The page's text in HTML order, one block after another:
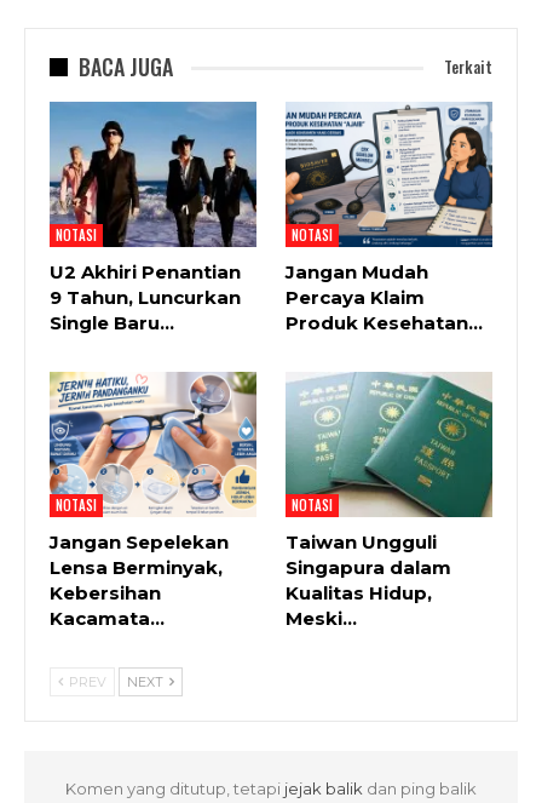
BACA JUGA Terkait
NOTASI
U2 Akhiri Penantian
9 Tahun, Luncurkan
Single Baru…
NOTASI
Jangan Mudah
Percaya Klaim
Produk Kesehatan…
NOTASI
Jangan Sepelekan
Lensa Berminyak,
Kebersihan
Kacamata…
NOTASI
Taiwan Ungguli
Singapura dalam
Kualitas Hidup,
Meski…
PREV NEXT
Komen yang ditutup, tetapi jejak balik dan ping balik